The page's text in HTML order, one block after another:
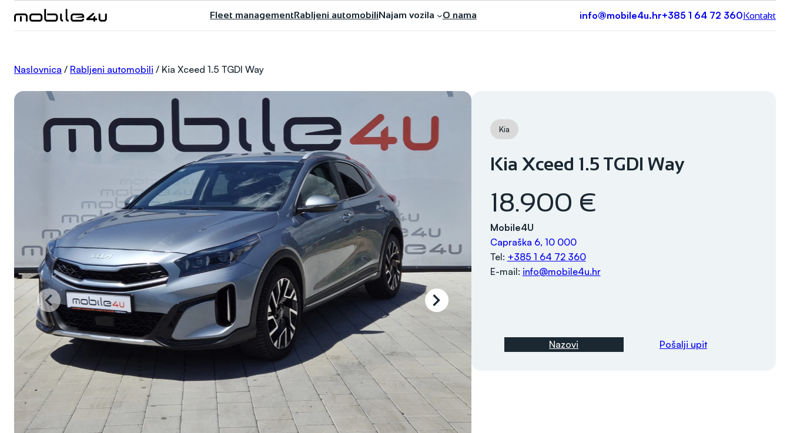
Fleet management Rabljeni automobili Najam vozila O nama info@mobile4u.hr+385 1 64 72 360Kontakt
Naslovnica / Rabljeni automobili / Kia Xceed 1.5 TGDI Way
Kia
Kia Xceed 1.5 TGDI Way
18.900 €
Mobile4U
Capraška 6, 10 000
Tel: +385 1 64 72 360
E-mail: info@mobile4u.hr
Nazovi Pošalji upit